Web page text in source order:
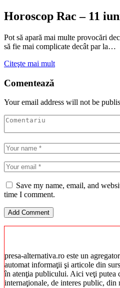
Horoscop Rac – 11
Pot să apară mai multe provocări
să fie mai complicate decât par la…
Citeşte mai mult
Comentează
Your email address will not be
Save my name, email, and
time I comment.
presa-alternativa.ro este un
automat informaţii şi articole din
în atenţia publicului. Aici veţi putea
internaţionale, de interes public, din